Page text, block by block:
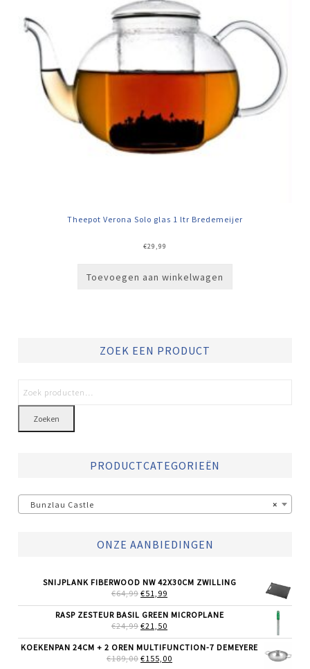
Theepot Verona Solo glas 1 ltr Bredemeijer
€29,99
Toevoegen aan winkelwagen
ZOEK EEN PRODUCT
Zoeken
PRODUCTCATEGORIEËN
×
Bunzlau Castle
ONZE AANBIEDINGEN
SNIJPLANK FIBERWOOD NW 42X30CM ZWILLING
€64,99 OORSPRONKELIJKE
WAS:
€64,99.
€51,99
IS:
RASP ZESTEUR BASIL GREEN MICROPLANE
€24,99 OORSPRONKELIJKE
WAS:
€24,99.
€21,50
IS:
€21,50.
KOEKENPAN 24CM + 2 OREN MULTIFUNCTION-7 DEMEYERE
€189,00 OORSPRONKELIJKE
€155,00